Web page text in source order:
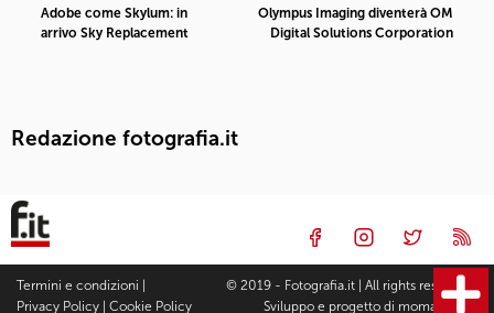
Adobe come Skylum: in
arrivo Sky Replacement
Olympus Imaging diventerà OM
Digital Solutions Corporation
Redazione fotografia.it
Termini e condizioni
Privacy Policy
Cookie Policy
© 2019 - Fotografia.it | All rights reserved |
Sviluppo e progetto di moma Studio